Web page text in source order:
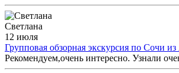
Светлана
12 июля
Групповая обзорная экскурсия по Сочи из
Рекомендуем,очень интересно. Узнали